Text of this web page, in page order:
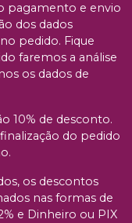
pagamento e envio
dos dados
pedido. Fique
faremos a análise
os dados de
10% de desconto.
do pedido
os descontos
nas formas de
e Dinheiro ou PIX